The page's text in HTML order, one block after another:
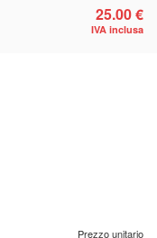
25.00 €
IVA inclusa
Prezzo unitario